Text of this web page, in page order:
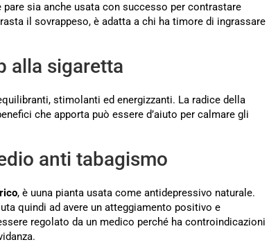
sia anche usata con successo per contrastare
il sovrappeso, è adatta a chi ha timore di ingrassare
alla sigaretta
stimolanti ed energizzanti. La radice della
che apporta può essere d’aiuto per calmare gli
anti tabagismo
, è uuna pianta usata come antidepressivo naturale.
quindi ad avere un atteggiamento positivo e
regolato da un medico perché ha controindicazioni